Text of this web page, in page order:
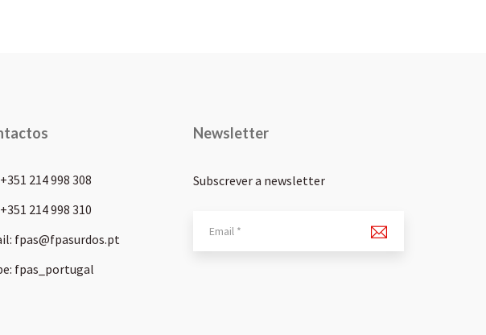
214 998 308
214 998 310
fpas@fpasurdos.pt
fpas_portugal
Newsletter
Subscrever a newsletter